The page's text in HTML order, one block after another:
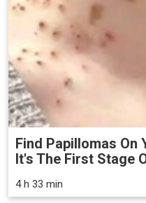
Find Papillomas On
It's The First Stage
4 h 33 min